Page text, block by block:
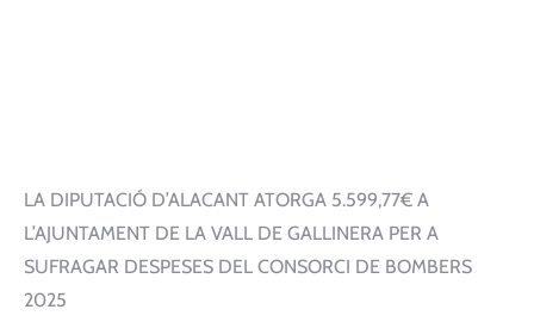
LA DIPUTACIÓ D’ALACANT ATORGA 5.599,77€ A
L’AJUNTAMENT DE LA VALL DE GALLINERA PER A
SUFRAGAR DESPESES DEL CONSORCI DE BOMBERS
2025